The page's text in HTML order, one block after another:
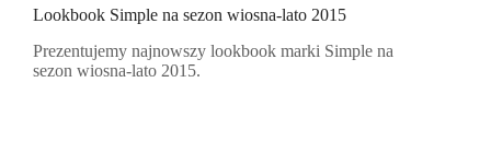
Lookbook Simple na sezon wiosna-lato 2015
Prezentujemy najnowszy lookbook marki Simple na
sezon wiosna-lato 2015.